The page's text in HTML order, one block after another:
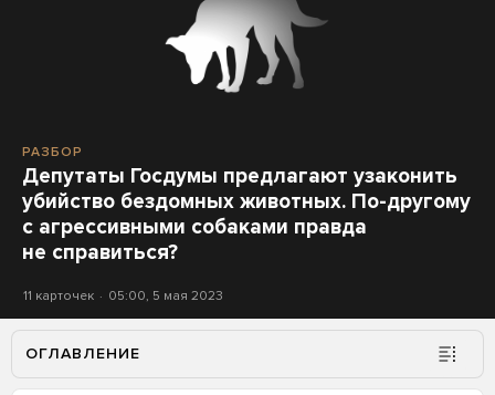
РАЗБОР
Депутаты Госдумы предлагают узаконить
убийство бездомных животных. По-другому
с агрессивными собаками правда
не справиться?
11 карточек 05:00, 5 мая 2023
ОГЛАВЛЕНИЕ